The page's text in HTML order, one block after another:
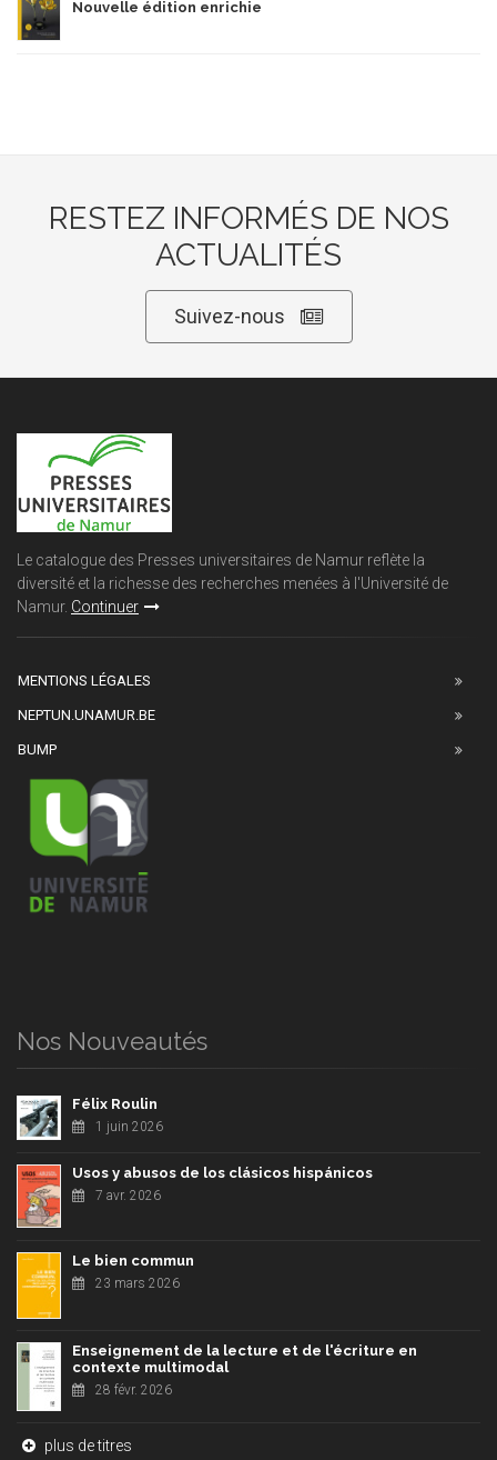
Nouvelle édition enrichie
RESTEZ INFORMÉS DE NOS
ACTUALITÉS
Suivez-nous
Le catalogue des Presses universitaires de Namur reflète la
diversité et la richesse des recherches menées à l'Université de
Namur. Continuer
MENTIONS LÉGALES
NEPTUN.UNAMUR.BE
BUMP
Nos Nouveautés
Félix Roulin
1 juin 2026
Usos y abusos de los clásicos hispánicos
7 avr. 2026
Le bien commun
23 mars 2026
Enseignement de la lecture et de l'écriture en
contexte multimodal
28 févr. 2026
plus de titres